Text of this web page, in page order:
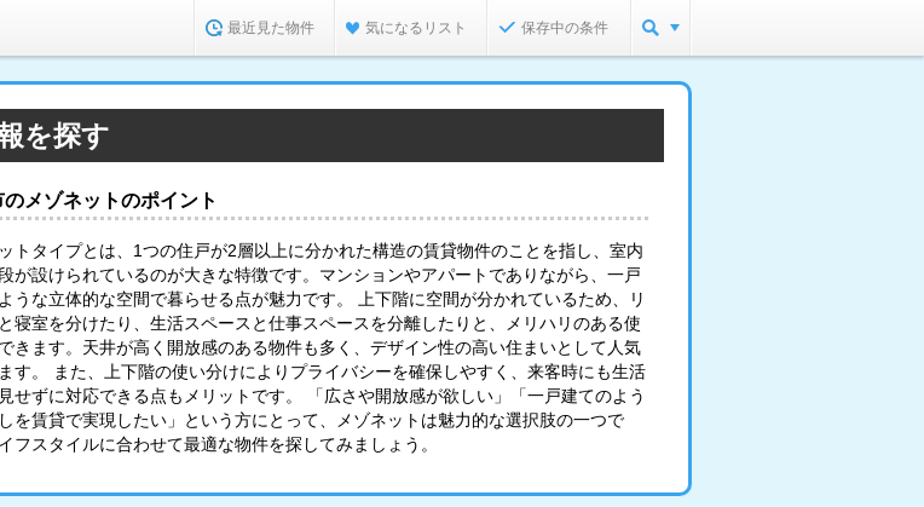
最近見た物件 気になるリスト 保存中の条件
を探す
メゾネットのポイント
トタイプとは、1つの住戸が2層以上に分かれた構造の賃貸物件のことを指し、室内
が設けられているのが大きな特徴です。マンションやアパートでありながら、一戸
うな立体的な空間で暮らせる点が魅力です。 上下階に空間が分かれているため、リ
寝室を分けたり、生活スペースと仕事スペースを分離したりと、メリハリのある使
きます。天井が高く開放感のある物件も多く、デザイン性の高い住まいとして人気
す。 また、上下階の使い分けによりプライバシーを確保しやすく、来客時にも生活
せずに対応できる点もメリットです。 「広さや開放感が欲しい」「一戸建てのよう
を賃貸で実現したい」という方にとって、メゾネットは魅力的な選択肢の一つで
フスタイルに合わせて最適な物件を探してみましょう。